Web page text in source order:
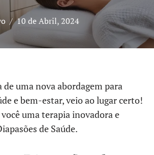
10 de Abril, 2024
de uma nova abordagem para
e bem-estar, veio ao lugar certo!
uma terapia inovadora e
de Saúde.